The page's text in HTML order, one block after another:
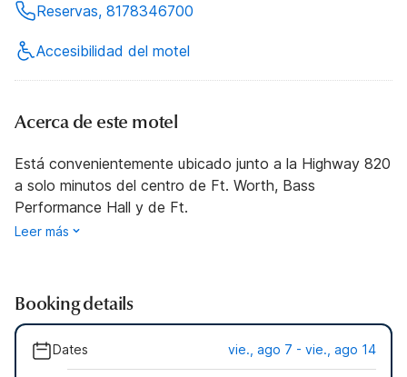
Reservas, 8178346700
Accesibilidad del motel
Acerca de este motel
Está convenientemente ubicado junto a la Highway 820
a solo minutos del centro de Ft. Worth, Bass
Performance Hall y de Ft.
Leer más
Booking details
Dates vie., ago 7 - vie., ago 14